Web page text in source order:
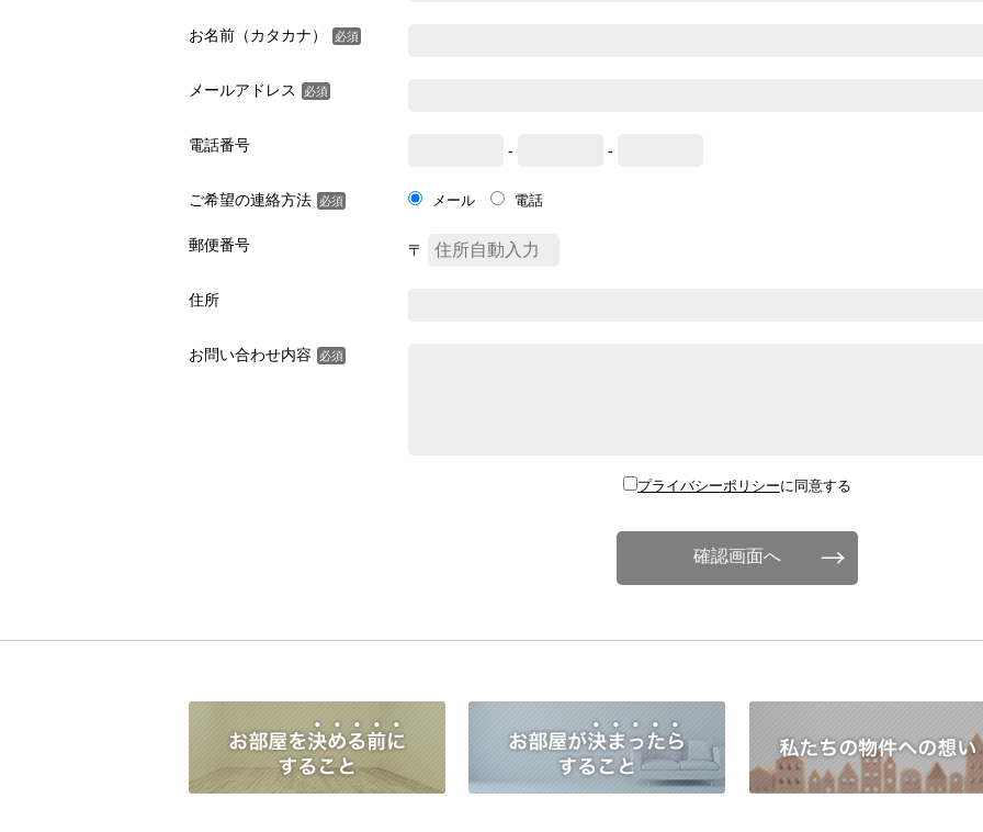
お名前（カタカナ） 必須
メールアドレス 必須
電話番号 - -
ご希望の連絡方法 必須 メール 電話
郵便番号 〒
住所
お問い合わせ内容 必須
プライバシーポリシーに同意する